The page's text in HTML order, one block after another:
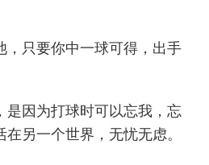
只要你中一球可得，出手
因为打球时可以忘我，忘
另一个世界，无忧无虑。